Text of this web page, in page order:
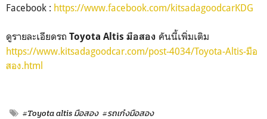
Facebook : https://www.facebook.com/kitsadagoodcarKDG
ดูรายละเอียดรถ Toyota Altis มือสอง คันนี้เพิ่มเติม
https://www.kitsadagoodcar.com/post-4034/Toyota-Altis-มือ
สอง.html
#Toyota altis มือสอง #รถเก๋งมือสอง